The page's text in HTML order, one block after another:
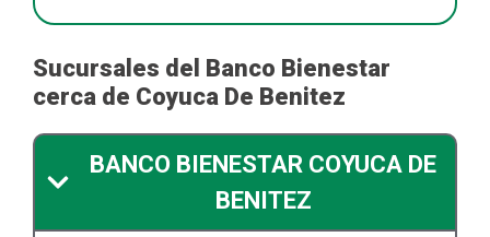
Sucursales del Banco Bienestar
cerca de Coyuca De Benitez
BANCO BIENESTAR COYUCA DE
BENITEZ